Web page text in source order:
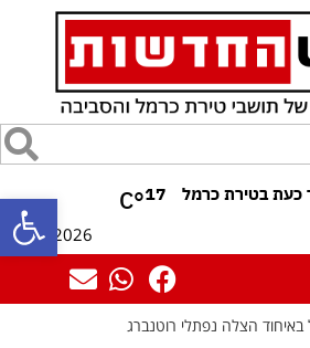
פתח 17
°C
06/08/2026
הצלה נפתלי רוטנברג